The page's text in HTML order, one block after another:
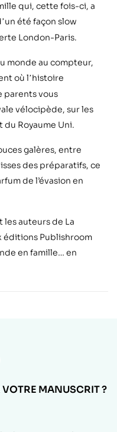
qui, cette fois-ci, a
’un été façon slow
London-Paris.
monde au compteur,
où l’histoire
parents vous
vélocipède, sur les
Royaume Uni.
galères, entre
des préparatifs, ce
de l’évasion en
auteurs de La
éditions Publishroom
en famille… en
MANUSCRIT ?